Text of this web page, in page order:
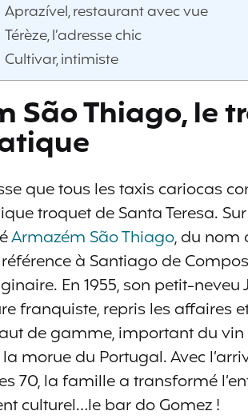
Aprazível, restaurant avec vue
Térèze, l’adresse chic
Cultivar, intimiste
São Thiago, le
que tous les taxis cariocas
troquet de Santa Teresa.
Armazém São Thiago, du nom
référence à Santiago de
En 1955, son petit-neveu
franquiste, repris les affaires
de gamme, important du vin
morue du Portugal. Avec
70, la famille a transformé
culturel…le bar do Gomez !